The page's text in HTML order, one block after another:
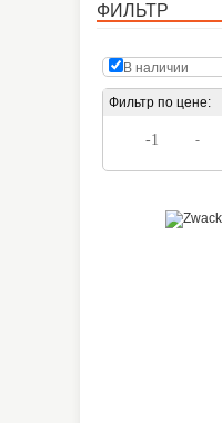
ФИЛЬТР
В наличии
Фильтр по цене:
-